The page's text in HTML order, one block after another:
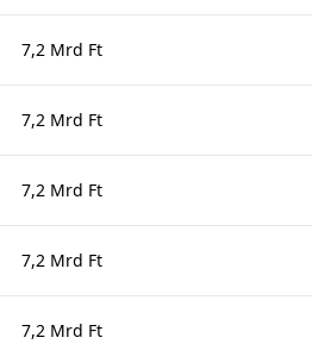
7,2 Mrd Ft
7,2 Mrd Ft
7,2 Mrd Ft
7,2 Mrd Ft
7,2 Mrd Ft